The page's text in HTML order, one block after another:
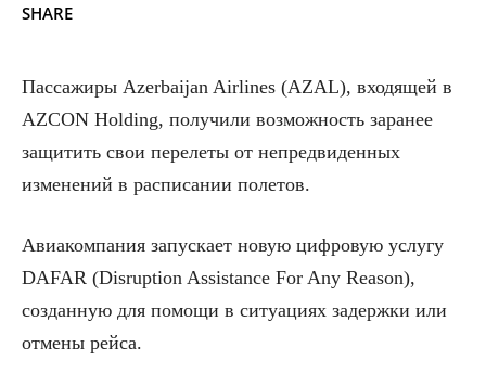
SHARE
Пассажиры Azerbaijan Airlines (AZAL), входящей в
AZCON Holding, получили возможность заранее
защитить свои перелеты от непредвиденных
изменений в расписании полетов.
Авиакомпания запускает новую цифровую услугу
DAFAR (Disruption Assistance For Any Reason),
созданную для помощи в ситуациях задержки или
отмены рейса.